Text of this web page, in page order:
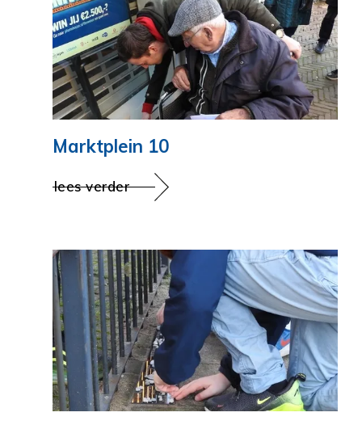
Marktplein 10
lees verder